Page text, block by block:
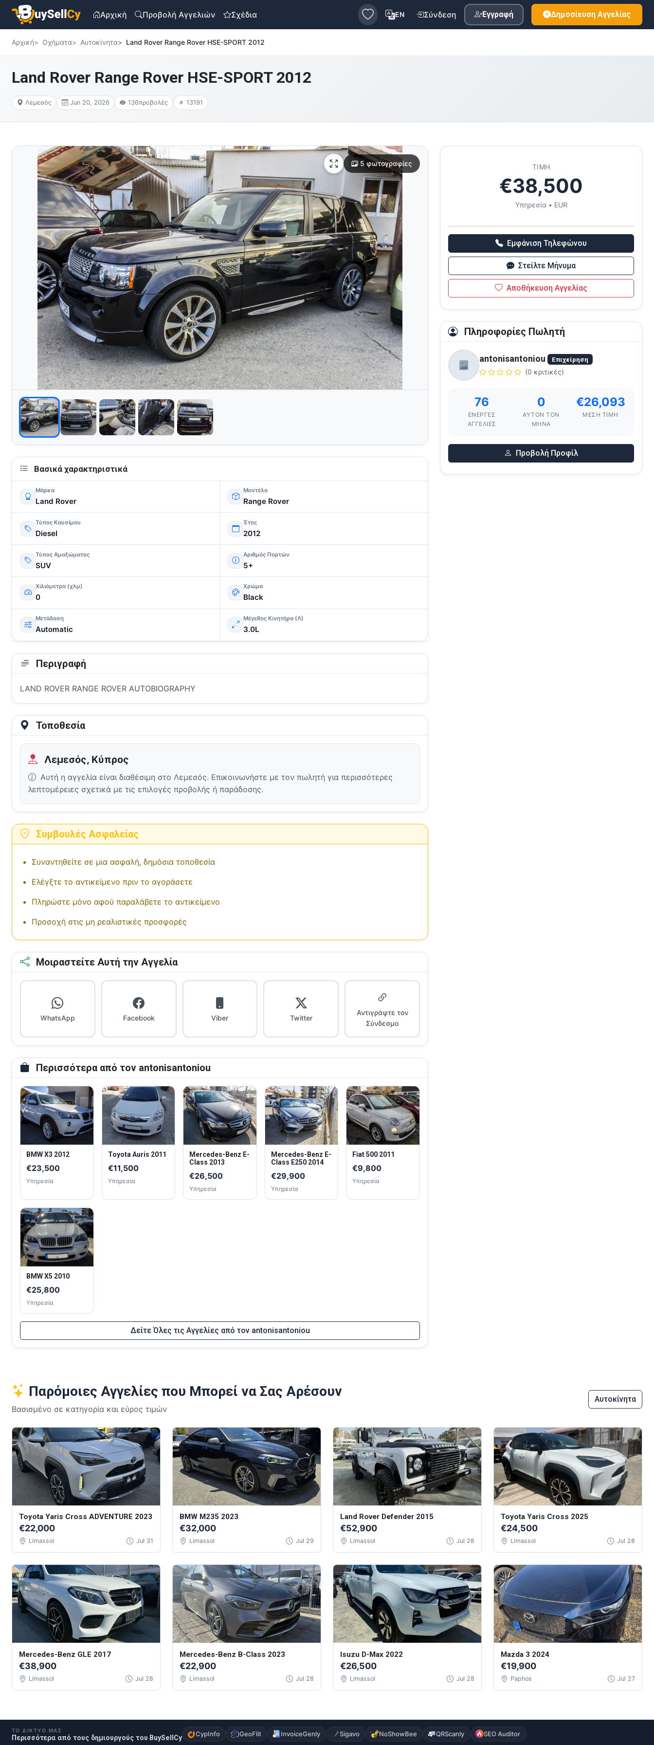
Αρχική Προβολή Αγγελιών Σχέδια EN Σύνδεση Εγγραφή Δημοσίευση Αγγελίας
Αρχική Οχήματα Αυτοκίνητα Land Rover Range Rover HSE-SPORT 2012
Land Rover Range Rover HSE-SPORT 2012
Λεμεσός Jun 20, 2026 136προβολές 13191
5 φωτογραφίες
Βασικά χαρακτηριστικά
Μάρκα
Land Rover
Μοντέλο
Range Rover
Τύπος Καυσίμου
Diesel
Έτος
2012
Τύπος Αμαξώματος
SUV
Αριθμός Πορτών
5+
Χιλιόμετρα (χλμ)
0
Χρώμα
Black
Μετάδοση
Automatic
Μέγεθος Κινητήρα (Λ)
3.0L
Περιγραφή
LAND ROVER RANGE ROVER AUTOBIOGRAPHY
Τοποθεσία
Λεμεσός, Κύπρος
Αυτή η αγγελία είναι διαθέσιμη στο Λεμεσός. Επικοινωνήστε με τον πωλητή για περισσότερες
λεπτομέρειες σχετικά με τις επιλογές προβολής ή παράδοσης.
Συμβουλές Ασφαλείας
Συναντηθείτε σε μια ασφαλή, δημόσια τοποθεσία
Ελέγξτε το αντικείμενο πριν το αγοράσετε
Πληρώστε μόνο αφού παραλάβετε το αντικείμενο
Προσοχή στις μη ρεαλιστικές προσφορές
Μοιραστείτε Αυτή την Αγγελία
WhatsApp Facebook Viber Twitter
Αντιγράψτε τον
Σύνδεσμο
Περισσότερα από τον antonisantoniou
BMW X3 2012
€23,500
Υπηρεσία
Toyota Auris 2011
€11,500
Υπηρεσία
Mercedes-Benz E-
Class 2013
€26,500
Υπηρεσία
Mercedes-Benz E-
Class E250 2014
€29,900
Υπηρεσία
Fiat 500 2011
€9,800
Υπηρεσία
BMW X5 2010
€25,800
Υπηρεσία
Δείτε Όλες τις Αγγελίες από τον antonisantoniou
ΤΙΜΉ
€38,500
Υπηρεσία • EUR
Εμφάνιση Τηλεφώνου
Στείλτε Μήνυμα
Αποθήκευση Αγγελίας
Πληροφορίες Πωλητή
antonisantoniou Επιχείρηση
(0 κριτικές)
76
ΕΝΕΡΓΈΣ
ΑΓΓΕΛΊΕΣ
0
ΑΥΤΌΝ ΤΟΝ
ΜΉΝΑ
€26,093
ΜΈΣΗ ΤΙΜΉ
Προβολή Προφίλ
Παρόμοιες Αγγελίες που Μπορεί να Σας Αρέσουν
Βασισμένο σε κατηγορία και εύρος τιμών
Αυτοκίνητα
Toyota Yaris Cross ADVENTURE 2023
€22,000
Limassol Jul 31
BMW M235 2023
€32,000
Limassol Jul 29
Land Rover Defender 2015
€52,900
Limassol Jul 28
Toyota Yaris Cross 2025
€24,500
Limassol Jul 28
Mercedes-Benz GLE 2017
€38,900
Limassol Jul 28
Mercedes-Benz B-Class 2023
€22,900
Limassol Jul 28
Isuzu D-Max 2022
€26,500
Limassol Jul 28
Mazda 3 2024
€19,900
Paphos Jul 27
ΤΟ ΔΊΚΤΥΌ ΜΑΣ
Περισσότερα από τους δημιουργούς του BuySellCy CypInfo GeoFlit InvoiceGenly Sigavo NoShowBee QRScanly SEO Auditor